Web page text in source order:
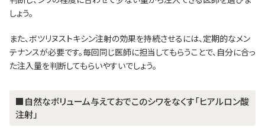
しょう。
また、ボツリヌストキシン注射の効果を持続させるには、定期的なメン
テナンスが必要です。毎回同じ医師に担当してもらうことで、自分に合っ
た注入量を判断してもらいやすいでしょう。
■自然なボリューム与えておでこのシワをなくす「ヒアルロン酸
注射」